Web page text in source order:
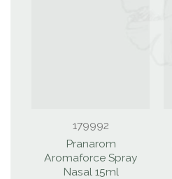
179992
Pranarom
Aromaforce Spray
Nasal 15ml